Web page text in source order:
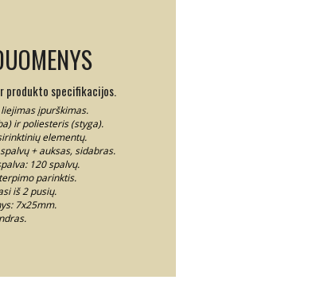
produkto specifikacijos.
įpurškimas.
ir poliesteris (styga).
elementų.
+ auksas, sidabras.
120 spalvų.
parinktis.
iš 2 pusių.
7x25mm.